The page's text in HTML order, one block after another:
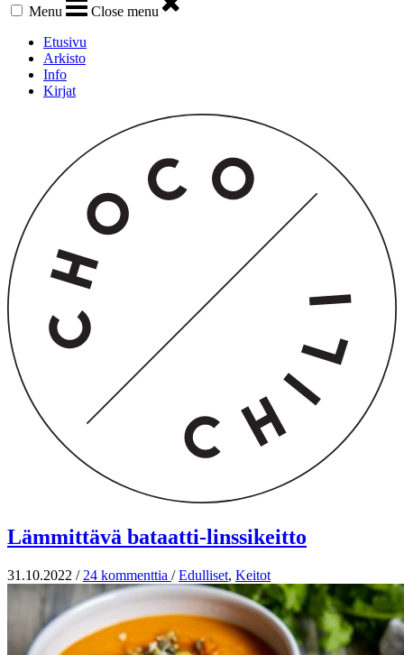
Menu
Close menu
Etusivu
Arkisto
Info
Kirjat
Lämmittävä bataatti-linssikeitto
31.10.2022 / 24 kommenttia / Edulliset, Keitot